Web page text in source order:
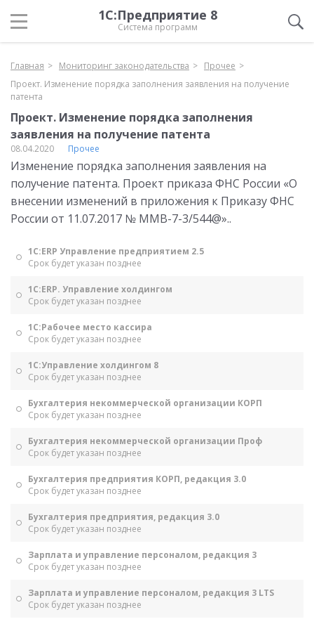
1С:Предприятие 8
Система программ
Главная Мониторинг законодательства
Прочее
Проект. Изменение порядка заполнения заявления на получение
патента
Проект. Изменение порядка заполнения
заявления на получение патента
08.04.2020 Прочее
Изменение порядка заполнения заявления на
получение патента. Проект приказа ФНС России «О
внесении изменений в приложения к Приказу ФНС
России от 11.07.2017 № ММВ-7-3/544@»..
1С:ERP Управление предприятием 2.5
Срок будет указан позднее
1С:ERP. Управление холдингом
Срок будет указан позднее
1С:Рабочее место кассира
Срок будет указан позднее
1С:Управление холдингом 8
Срок будет указан позднее
Бухгалтерия некоммерческой организации КОРП
Срок будет указан позднее
Бухгалтерия некоммерческой организации Проф
Срок будет указан позднее
Бухгалтерия предприятия КОРП, редакция 3.0
Срок будет указан позднее
Бухгалтерия предприятия, редакция 3.0
Срок будет указан позднее
Зарплата и управление персоналом, редакция 3
Срок будет указан позднее
Зарплата и управление персоналом, редакция 3 LTS
Срок будет указан позднее